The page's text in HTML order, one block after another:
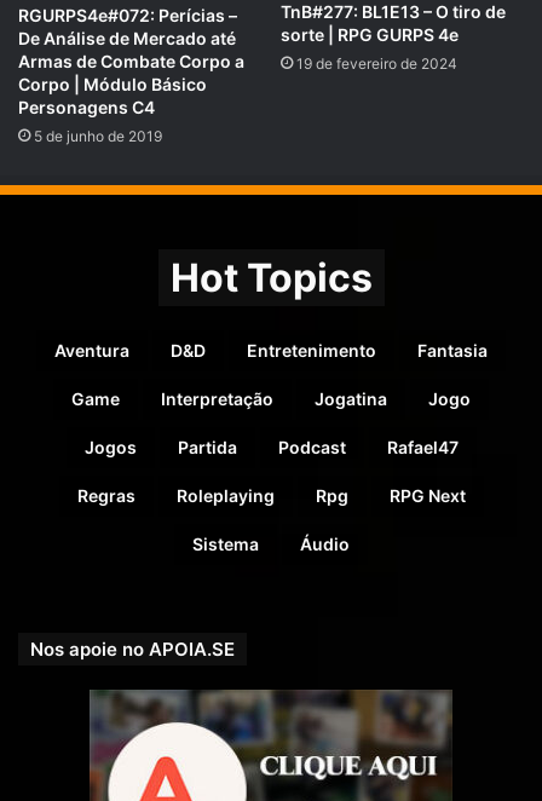
COMPARTILHE!
Se você gostou desse Podcast de RPG, então não se
Nosso site éhttps://rpgnext.com.br,
Nossa Campanha do
https://picpay.me/rpgnext
Grupo do FacebookRPGNext Group
Instagram
RPG Next Oficial,
Twitter
@RPG_Next
RGURPS4e#072: Perícias –
De Análise de Mercado até
Armas de Combate Corpo a
Corpo | Módulo Básico
Personagens C4
5 de junho de 2019
TnB#277: BL1E13 – O tiro de
sorte | RPG GURPS 4e
19 de fevereiro de 2024
Hot Topics
Aventura D&D Entretenimento Fantasia
Game Interpretação Jogatina Jogo
Jogos Partida Podcast Rafael47
Regras Roleplaying Rpg RPG Next
Sistema Áudio
Nos apoie no APOIA.SE